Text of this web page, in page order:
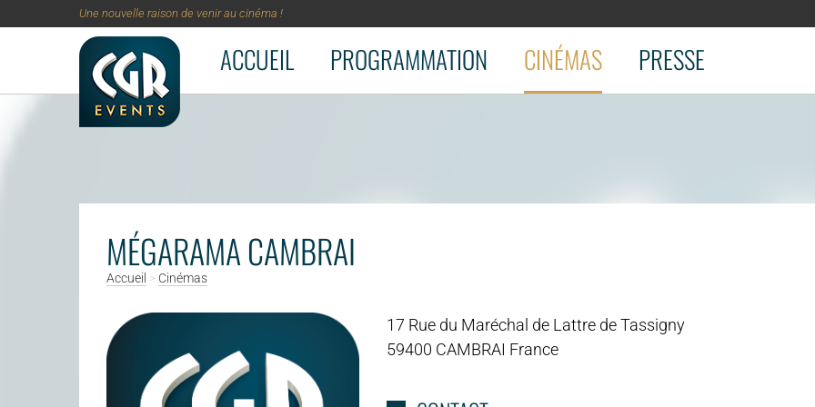
Aller au contenu principal
Une nouvelle raison de venir au cinéma !
ACCUEIL PROGRAMMATION CINÉMAS PRESSE
MÉGARAMA CAMBRAI
Accueil > Cinémas
17 Rue du Maréchal de Lattre de Tassigny
59400 CAMBRAI France